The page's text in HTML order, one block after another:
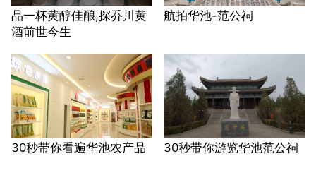
品一杯黄醇佳酿,探乔川黄
酒前世今生
航拍华池-范公祠
30秒带你看遍华池农产品 30秒带你游览华池范公祠